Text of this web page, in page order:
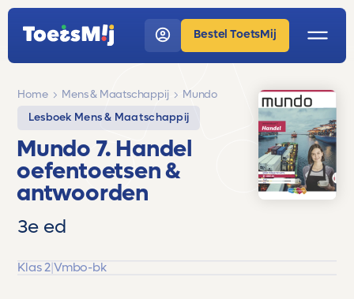
Bestel ToetsMij
Home Mens & Maatschappij
Mundo
Lesboek Mens & Maatschappij
Mundo 7. Handel
oefentoetsen &
antwoorden
3e ed
Klas 2|Vmbo-bk